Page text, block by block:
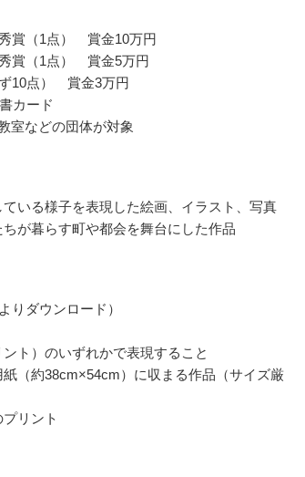
賞（1点） 賞金10万円
賞（1点） 賞金5万円
10点） 賞金3万円
カード
室などの団体が対象
いる様子を表現した絵画、イラスト、写真
が暮らす町や都会を舞台にした作品
りダウンロード）
ト）のいずれかで表現すること
（約38cm×54cm）に収まる作品（サイズ厳
リント